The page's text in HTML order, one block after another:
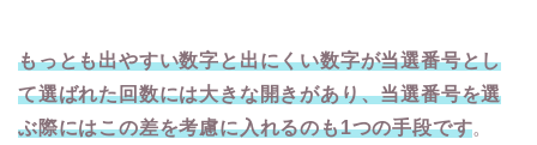
もっとも出やすい数字と出にくい数字が当選番号とし
て選ばれた回数には大きな開きがあり、当選番号を選
ぶ際にはこの差を考慮に入れるのも1つの手段です。